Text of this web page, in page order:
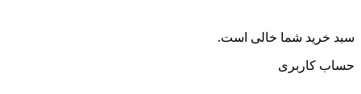
سبد خرید شما خالی است.
حساب کاربری